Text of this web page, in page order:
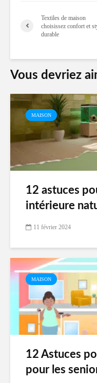
Textiles de maison
choisissez confort et
durable
Vous devriez
MAISON
12 astuces
intérieure
11 février 2024
MAISON
12 Astuces
pour les